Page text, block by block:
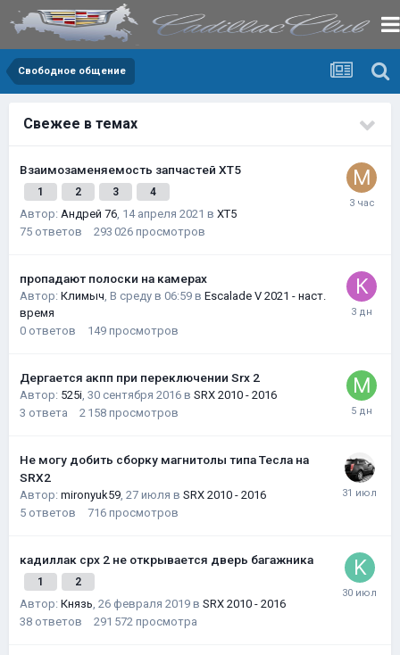
Свободное общение
Свежее в темах
Взаимозаменяемость запчастей XT5
1 2 3 4
Автор: Андрей 76, 14 апреля 2021 в XT5
75 ответов 293 026 просмотров
пропадают полоски на камерах
Автор: Климыч, В среду в 06:59 в Escalade V 2021 - наст.
время
0 ответов 149 просмотров
Дергается акпп при переключении Srx 2
Автор: 525i, 30 сентября 2016 в SRX 2010 - 2016
3 ответа 2 158 просмотров
Не могу добить сборку магнитолы типа Тесла на
SRX2
Автор: mironyuk59, 27 июля в SRX 2010 - 2016
5 ответов 716 просмотров
кадиллак срх 2 не открывается дверь багажника
1 2
Автор: Князь, 26 февраля 2019 в SRX 2010 - 2016
38 ответов 291 572 просмотра